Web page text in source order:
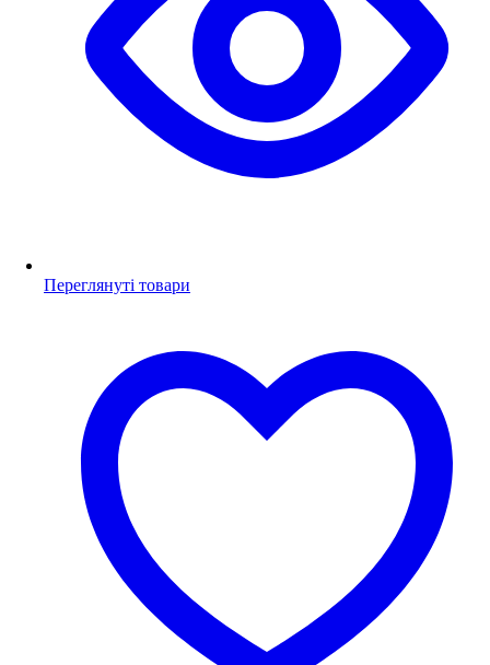
Переглянуті товари